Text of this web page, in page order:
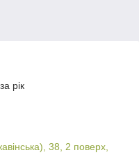
рік
38, 2 поверх,